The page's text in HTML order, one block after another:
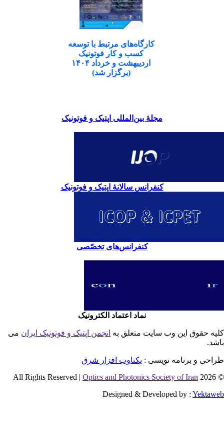
کارگاه‌های مرتبط با توسعه
کسب و کار فوتونیک
اردیبهشت و خرداد ۱۴۰۴
(برگزار شد)
مجلۀ بین‌المللی اپتیک و فوتونیک
کنفرانس سالانۀ اپتیک و فوتونیک
کنفرانس‌های تخصّصی
نماد اعتماد الکترونیک
حقوق این وب سایت متعلق بهانجمن اپتیک و فوتونیک ایران می
و برنامه نویسی : یکتاوب افزار شرق
©
Optics and Photonics Society of Iran
Designed & Developed by :